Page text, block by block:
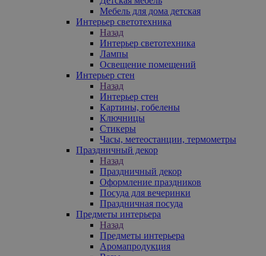
Мебель для дома детская
Интерьер светотехника
Назад
Интерьер светотехника
Лампы
Освещение помещений
Интерьер стен
Назад
Интерьер стен
Картины, гобелены
Ключницы
Стикеры
Часы, метеостанции, термометры
Праздничный декор
Назад
Праздничный декор
Оформление праздников
Посуда для вечеринки
Праздничная посуда
Предметы интерьера
Назад
Предметы интерьера
Аромапродукция